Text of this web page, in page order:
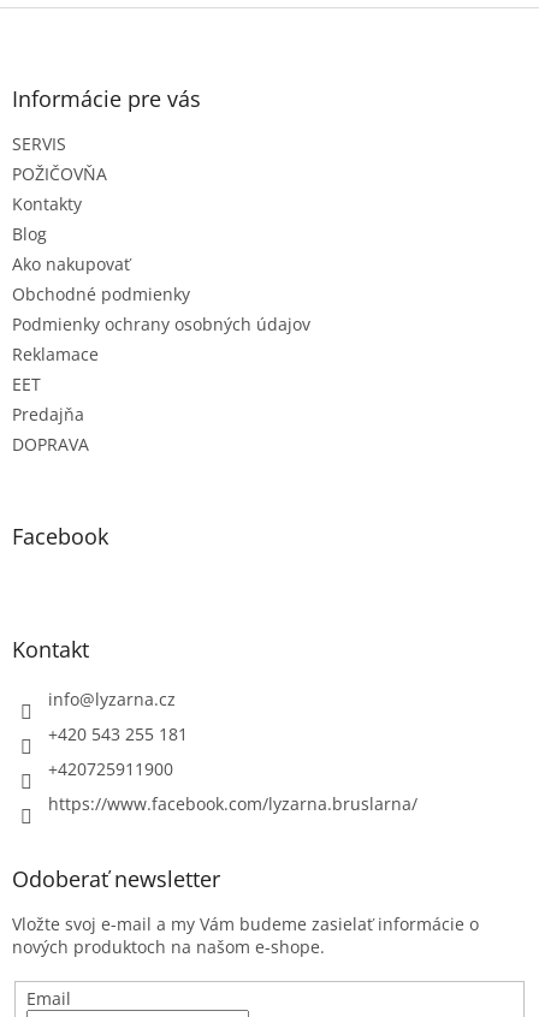
i
Z
Informácie pre vás
SERVIS
POŽIČOVŇA
Kontakty
Blog
Ako nakupovať
Obchodné podmienky
Podmienky ochrany osobných údajov
Reklamace
EET
Predajňa
DOPRAVA
Facebook
Kontakt
info@lyzarna.cz
+420 543 255 181
+420725911900
https://www.facebook.com/lyzarna.bruslarna/
Odoberať newsletter
Vložte svoj e-mail a my Vám budeme zasielať informácie o
nových produktoch na našom e-shope.
Email